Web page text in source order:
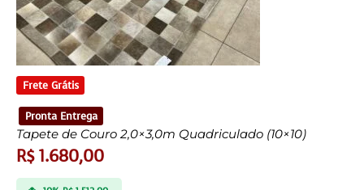
Frete Grátis
Pronta Entrega
Tapete de Couro 2,0×3,0m Quadriculado (10×10)
R$1.680,00